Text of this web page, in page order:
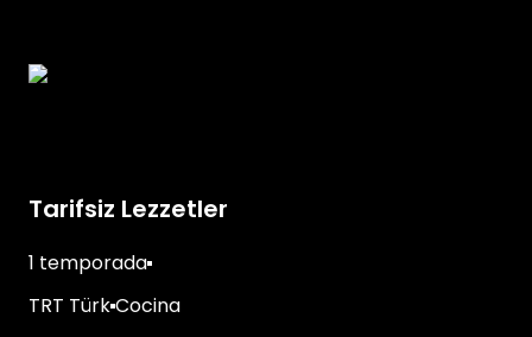
Tarifsiz Lezzetler
1 temporada
TRT TürkCocina